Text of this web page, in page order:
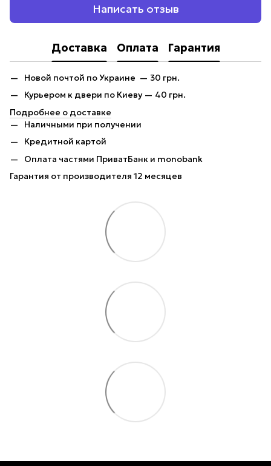
Написать отзыв
Доставка Оплата Гарантия
Новой почтой по Украине — 30 грн.
Курьером к двери по Киеву — 40 грн.
Подробнее о доставке
Наличными при получении
Кредитной картой
Оплата частями ПриватБанк и monobank
Гарантия от производителя 12 месяцев